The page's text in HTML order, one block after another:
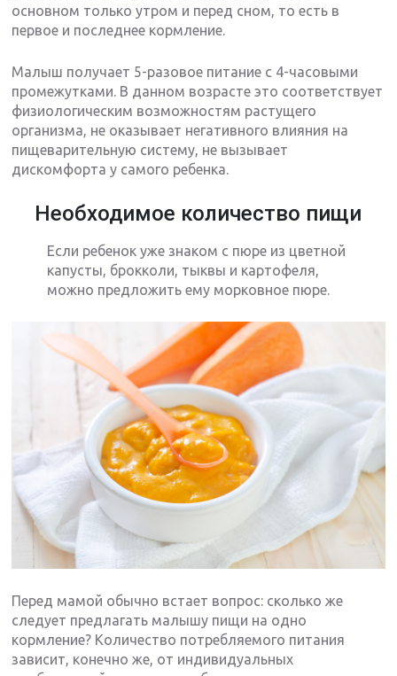
основном только утром и перед сном, то есть в
первое и последнее кормление.
Малыш получает 5-разовое питание с 4-часовыми
промежутками. В данном возрасте это соответствует
физиологическим возможностям растущего
организма, не оказывает негативного влияния на
пищеварительную систему, не вызывает
дискомфорта у самого ребенка.
Необходимое количество пищи
Если ребенок уже знаком с пюре из цветной
капусты, брокколи, тыквы и картофеля,
можно предложить ему морковное пюре.
Перед мамой обычно встает вопрос: сколько же
следует предлагать малышу пищи на одно
кормление? Количество потребляемого питания
зависит, конечно же, от индивидуальных